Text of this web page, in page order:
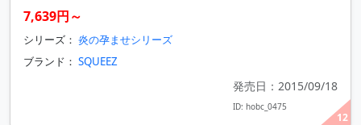
12
7,639円～
シリーズ： 炎の孕ませシリーズ
ブランド： SQUEEZ
発売日：2015/09/18
ID: hobc_0475